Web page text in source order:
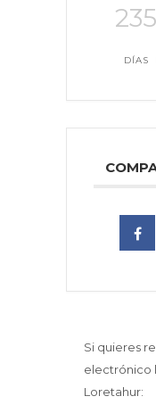
235
DÍAS
Si quieres
electrónico
Loretahur: